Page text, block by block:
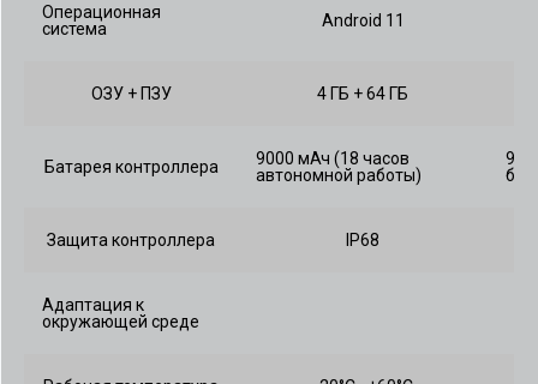
Операционная
система
Android 11
ОЗУ + ПЗУ 4 ГБ + 64 ГБ
Батарея контроллера
9000 мАч (18 часов
автономной работы)
Защита контроллера IP68
Адаптация к
окружающей среде